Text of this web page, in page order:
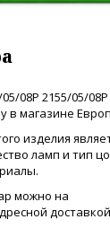
08P 2155/05/
в магазине
изделия
ламп и тип
можно на